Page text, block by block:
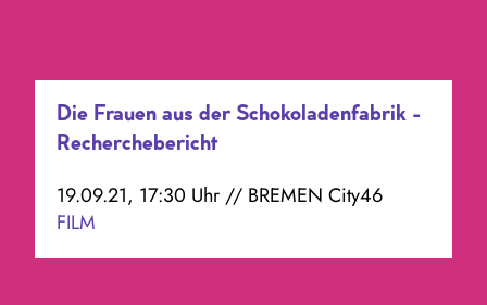
Die Frauen aus der Schokoladenfabrik -
Recherchebericht
19.09.21, 17:30 Uhr // BREMEN City46
FILM